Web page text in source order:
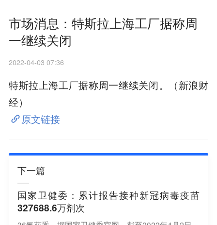
市场消息：特斯拉上海工厂据称周
一继续关闭
2022-04-03 07:36
特斯拉上海工厂据称周一继续关闭。（新浪财
经）
原文链接
下一篇
国家卫健委：累计报告接种新冠病毒疫苗
327688.6万剂次